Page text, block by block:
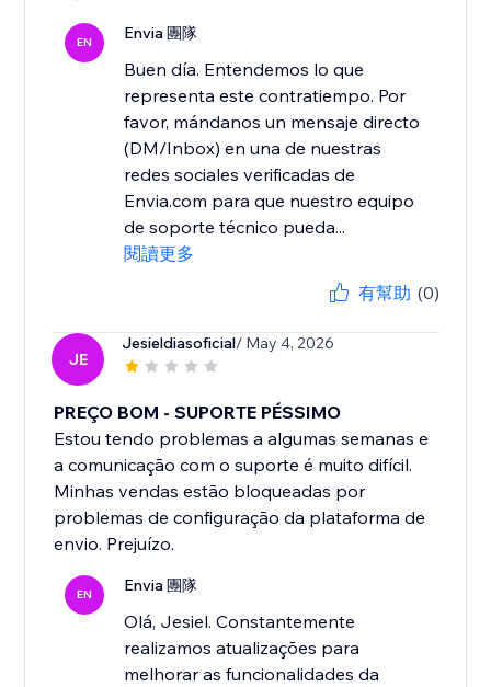
EN Envia 團隊
Buen día. Entendemos lo que
representa este contratiempo. Por
favor, mándanos un mensaje directo
(DM/Inbox) en una de nuestras
redes sociales verificadas de
Envia.com para que nuestro equipo
de soporte técnico pueda...
閱讀更多
有幫助 (0)
JE
Jesieldiasoficial/ May 4, 2026
PREÇO BOM - SUPORTE PÉSSIMO
Estou tendo problemas a algumas semanas e
a comunicação com o suporte é muito difícil.
Minhas vendas estão bloqueadas por
problemas de configuração da plataforma de
envio. Prejuízo.
EN Envia 團隊
Olá, Jesiel. Constantemente
realizamos atualizações para
melhorar as funcionalidades da